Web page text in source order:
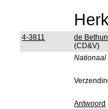
4-3811
de
(CD&V)
Nationaal
Antwoord